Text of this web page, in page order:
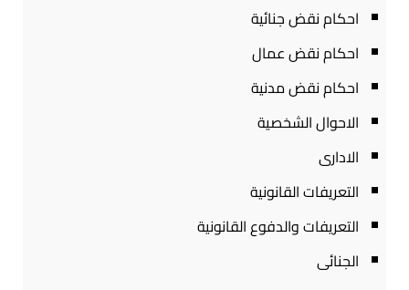
احكام نقض جنائية
احكام نقض عمال
احكام نقض مدنية
الاحوال الشخصية
الادارى
التعريفات القانونية
التعريفات والدفوع القانونية
الجنائى